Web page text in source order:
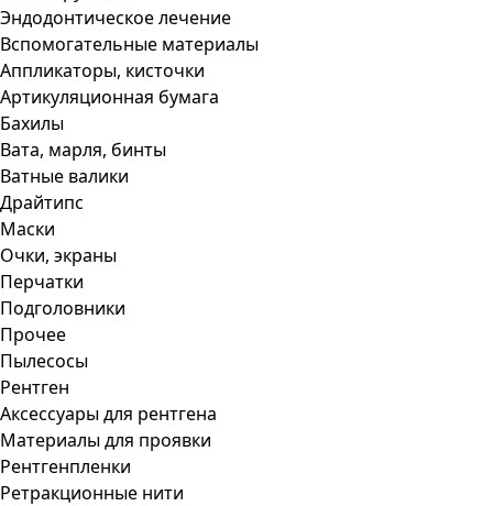
Эндодонтическое лечение
Вспомогательные материалы
Аппликаторы, кисточки
Артикуляционная бумага
Бахилы
Вата, марля, бинты
Ватные валики
Драйтипс
Маски
Очки, экраны
Перчатки
Подголовники
Прочее
Пылесосы
Рентген
Аксессуары для рентгена
Материалы для проявки
Рентгенпленки
Ретракционные нити